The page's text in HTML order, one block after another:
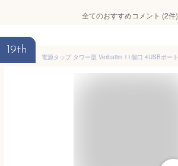
全てのおすすめコメント (2件)
19th